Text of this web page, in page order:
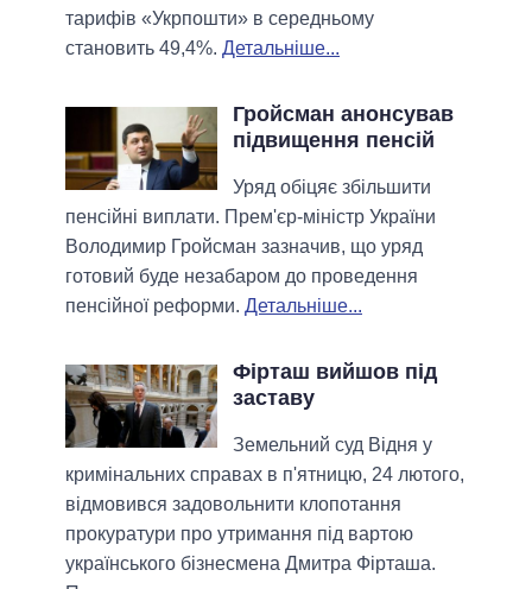
тарифів «Укрпошти» в середньому
становить 49,4%. Детальніше...
Гройсман анонсував
підвищення пенсій
Уряд обіцяє збільшити
пенсійні виплати. Прем'єр-міністр України
Володимир Гройсман зазначив, що уряд
готовий буде незабаром до проведення
пенсійної реформи. Детальніше...
Фірташ вийшов під
заставу
Земельний суд Відня у
кримінальних справах в п'ятницю, 24 лютого,
відмовився задовольнити клопотання
прокуратури про утримання під вартою
українського бізнесмена Дмитра Фірташа.